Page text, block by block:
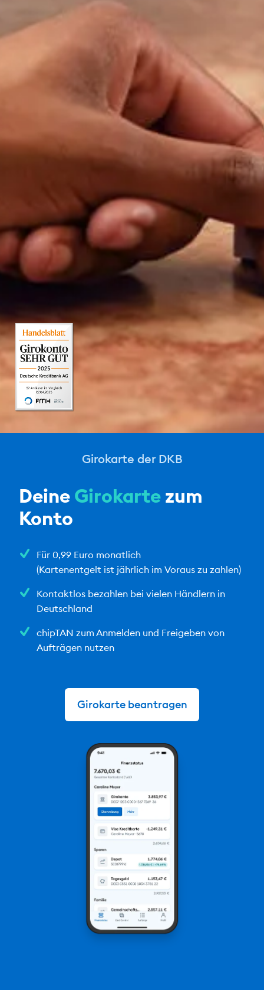
Girokarte der DKB
DeineGirokartezum
Konto
Für 0,99 Euro monatlich
(Kartenentgelt ist jährlich im Voraus zu zahlen)
Kontaktlos bezahlen bei vielen Händlern in
Deutschland
chipTAN zum Anmelden und Freigeben von
Aufträgen nutzen
Girokarte beantragen